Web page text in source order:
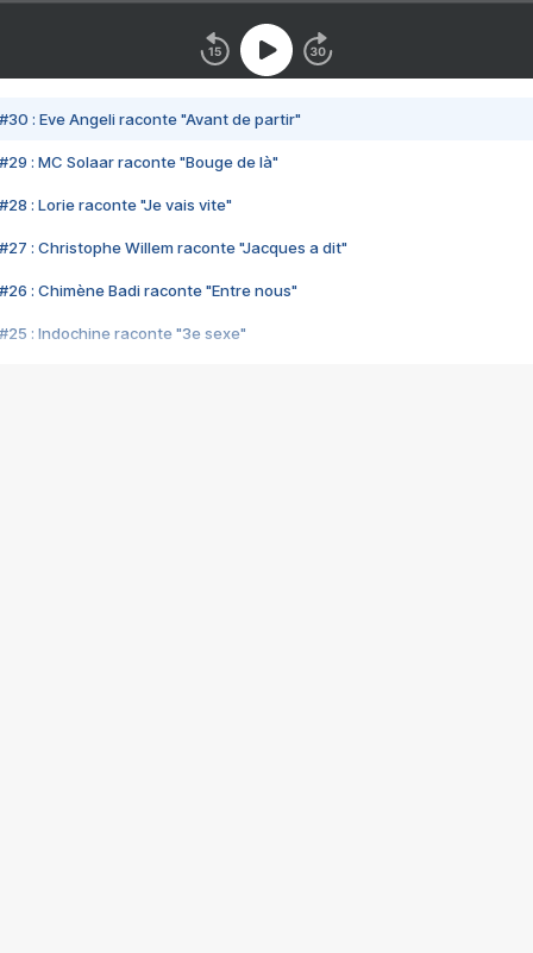
#30 : Eve Angeli raconte "Avant de partir"
#29 : MC Solaar raconte "Bouge de là"
#28 : Lorie raconte "Je vais vite"
#27 : Christophe Willem raconte "Jacques a dit"
#26 : Chimène Badi raconte "Entre nous"
#25 : Indochine raconte "3e sexe"